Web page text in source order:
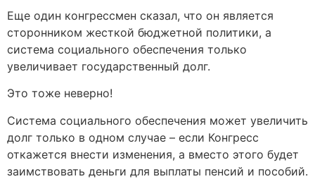
Еще один конгрессмен сказал, что он является
сторонником жесткой бюджетной политики, а
система социального обеспечения только
увеличивает государственный долг.
Это тоже неверно!
Система социального обеспечения может увеличить
долг только в одном случае – если Конгресс
откажется внести изменения, а вместо этого будет
заимствовать деньги для выплаты пенсий и пособий.